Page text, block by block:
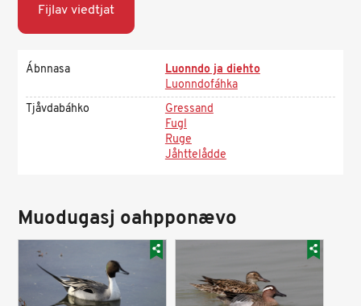
Fijlav viedtjat
Ábnnasa
Luonndo ja diehto
Luonndofáhka
Tjåvdabáhko
Gressand
Fugl
Ruge
Jåhttelådde
Muodugasj oahpponævo